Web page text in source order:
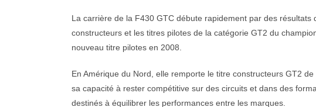
La carrière de la F430 GTC débute rapidement par des
constructeurs et les titres pilotes de la catégorie GT2 du
nouveau titre pilotes en 2008.
En Amérique du Nord, elle remporte le titre constructeurs GT2
sa capacité à rester compétitive sur des circuits et dans des
destinés à équilibrer les performances entre les marques.